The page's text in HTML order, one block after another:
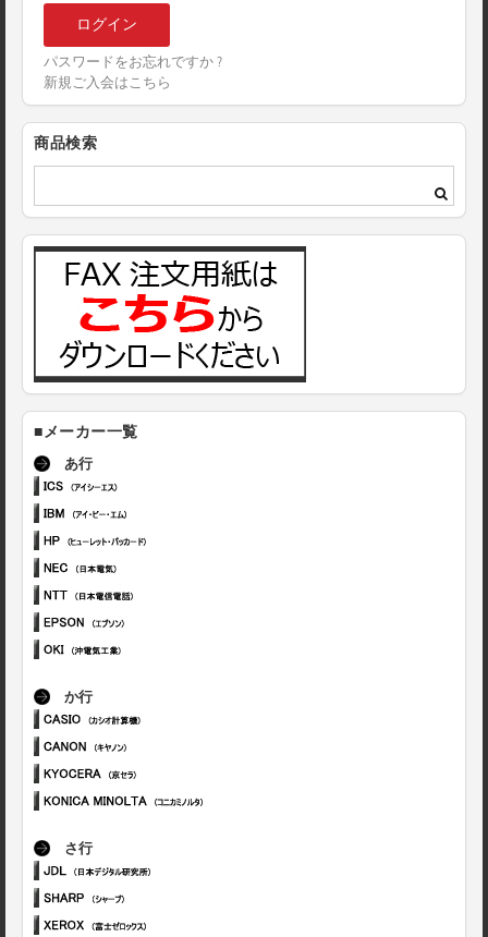
パスワードをお忘れですか ?
新規ご入会はこちら
商品検索
■メーカー一覧
あ行
か行
さ行